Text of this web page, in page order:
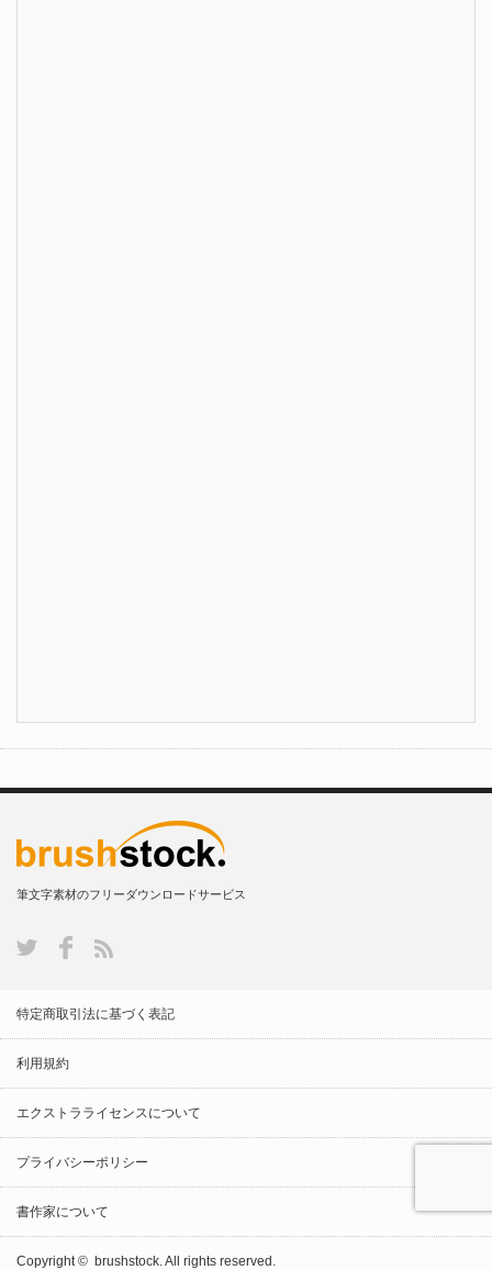
筆文字素材のフリーダウンロードサービス
特定商取引法に基づく表記
利用規約
エクストラライセンスについて
プライバシーポリシー
書作家について
Copyright © brushstock.All rights reserved.